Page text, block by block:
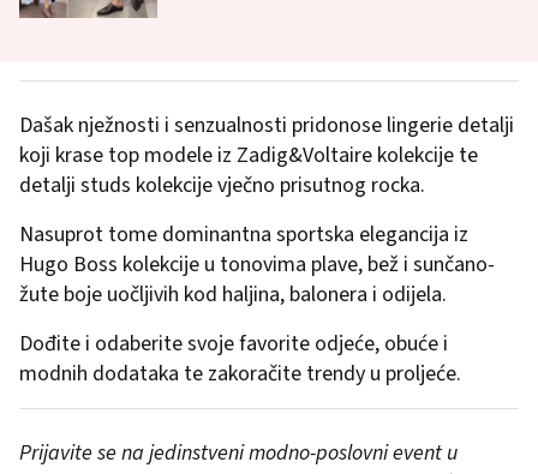
Dašak nježnosti i senzualnosti pridonose lingerie detalji
koji krase top modele iz Zadig&Voltaire kolekcije te
detalji studs kolekcije vječno prisutnog rocka.
Nasuprot tome dominantna sportska elegancija iz
Hugo Boss kolekcije u tonovima plave, bež i sunčano-
žute boje uočljivih kod haljina, balonera i odijela.
Dođite i odaberite svoje favorite odjeće, obuće i
modnih dodataka te zakoračite trendy u proljeće.
Prijavite se na jedinstveni modno-poslovni event u